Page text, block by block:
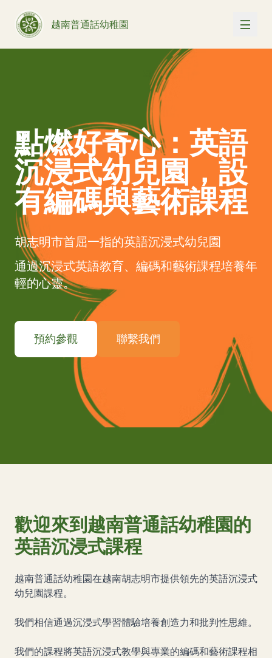
越南普通話幼稚園
點燃好奇心：英語
沉浸式幼兒園，設
有編碼與藝術課程
胡志明市首屈一指的英語沉浸式幼兒園
通過沉浸式英語教育、編碼和藝術課程培養年
輕的心靈。
預約參觀 聯繫我們
歡迎來到越南普通話幼稚園的
英語沉浸式課程
越南普通話幼稚園在越南胡志明市提供領先的英語沉浸式
幼兒園課程。
我們相信通過沉浸式學習體驗培養創造力和批判性思維。
我們的課程將英語沉浸式教學與專業的編碼和藝術課程相